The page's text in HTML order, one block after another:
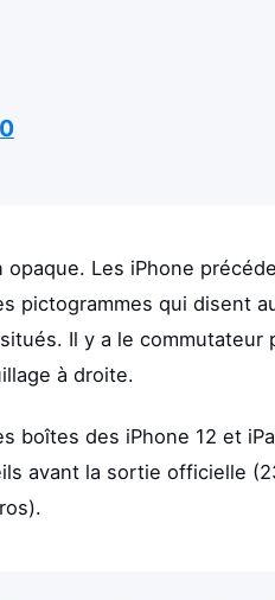
Les iPhone
pictogrammes qui disent
Il y a le commutateur
à droite.
boîtes des iPhone 12 et
avant la sortie officielle